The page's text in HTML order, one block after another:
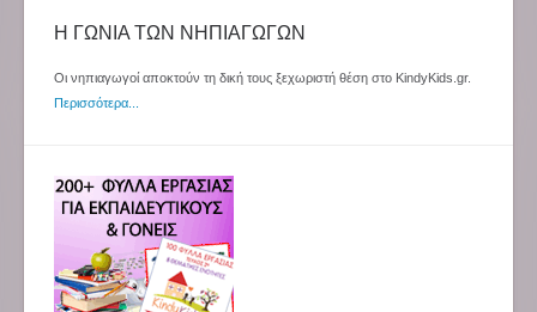
Η ΓΩΝΙΑ ΤΩΝ ΝΗΠΙΑΓΩΓΩΝ
Οι νηπιαγωγοί αποκτούν τη δική τους ξεχωριστή θέση στο KindyKids.gr.
Περισσότερα...